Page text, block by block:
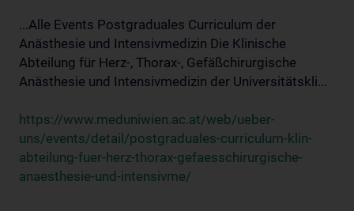
...Alle Events Postgraduales Curriculum der
Anästhesie und Intensivmedizin Die Klinische
Abteilung für Herz-, Thorax-, Gefäßchirurgische
Anästhesie und Intensivmedizin der Universitätskli...
https://www.meduniwien.ac.at/web/ueber-
uns/events/detail/postgraduales-curriculum-klin-
abteilung-fuer-herz-thorax-gefaesschirurgische-
anaesthesie-und-intensivme/